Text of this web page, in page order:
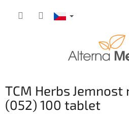
TCM Herbs Jemnost
(052) 100 tablet